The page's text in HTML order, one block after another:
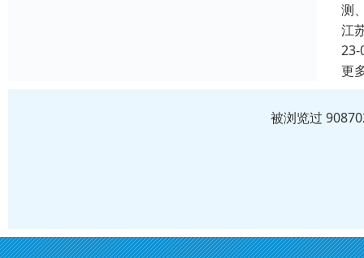
测
江
23-
更
被浏览过